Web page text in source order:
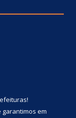
!
garantimos em